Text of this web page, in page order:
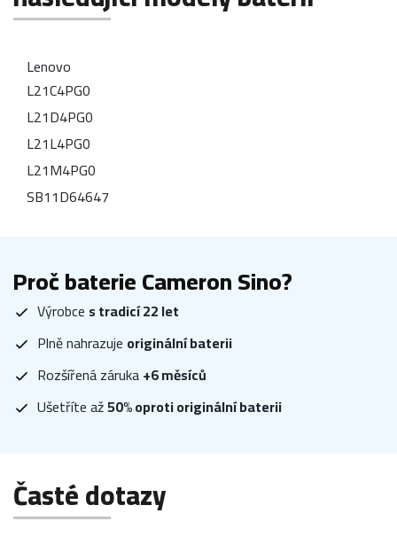
Lenovo
L21C4PG0
L21D4PG0
L21L4PG0
L21M4PG0
SB11D64647
Proč baterie Cameron Sino?
Výrobce s tradicí 22 let
Plně nahrazuje originální baterii
Rozšířená záruka+6 měsíců
Ušetříte až50% oproti originální baterii
Časté dotazy